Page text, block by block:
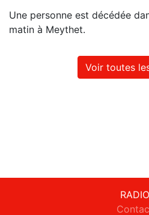
Une personne est décédée
matin à Meythet.
Voir toutes
RADIO